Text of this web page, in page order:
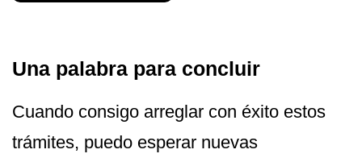
Una palabra para concluir
Cuando consigo arreglar con éxito estos
trámites, puedo esperar nuevas